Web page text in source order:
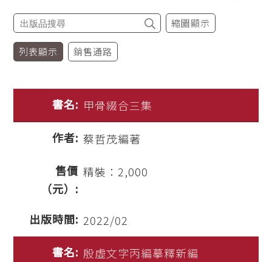
縮圖顯示
列表顯示 銷售通路
甲骨綴合三集
蔡哲茂編著
精裝：2,000
2022/02
殷虛文字丙編摹釋新編